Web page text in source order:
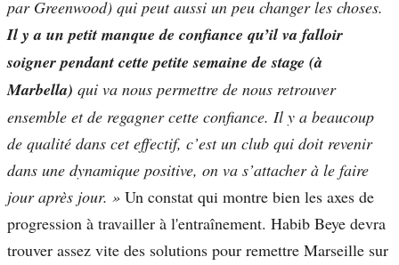
par Greenwood) qui peut aussi un peu changer les choses.
Il y a un petit manque de confiance qu’il va falloir
soigner pendant cette petite semaine de stage (à
Marbella) qui va nous permettre de nous retrouver
ensemble et de regagner cette confiance. Il y a beaucoup
de qualité dans cet effectif, c’est un club qui doit revenir
dans une dynamique positive, on va s’attacher à le faire
jour après jour. » Un constat qui montre bien les axes de
progression à travailler à l'entraînement. Habib Beye devra
trouver assez vite des solutions pour remettre Marseille sur